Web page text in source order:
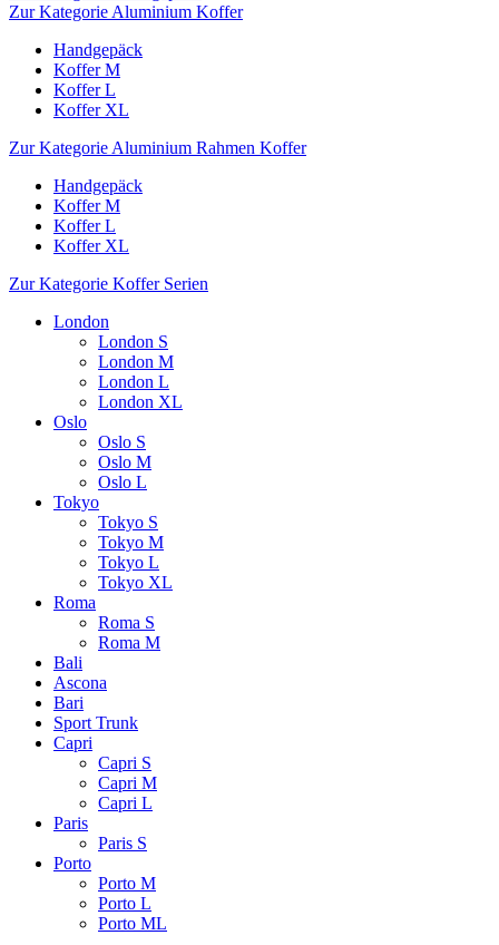
Zur Kategorie Aluminium Koffer
Handgepäck
Koffer M
Koffer L
Koffer XL
Zur Kategorie Aluminium Rahmen Koffer
Handgepäck
Koffer M
Koffer L
Koffer XL
Zur Kategorie Koffer Serien
London
London S
London M
London L
London XL
Oslo
Oslo S
Oslo M
Oslo L
Tokyo
Tokyo S
Tokyo M
Tokyo L
Tokyo XL
Roma
Roma S
Roma M
Bali
Ascona
Bari
Sport Trunk
Capri
Capri S
Capri M
Capri L
Paris
Paris S
Porto
Porto M
Porto L
Porto ML